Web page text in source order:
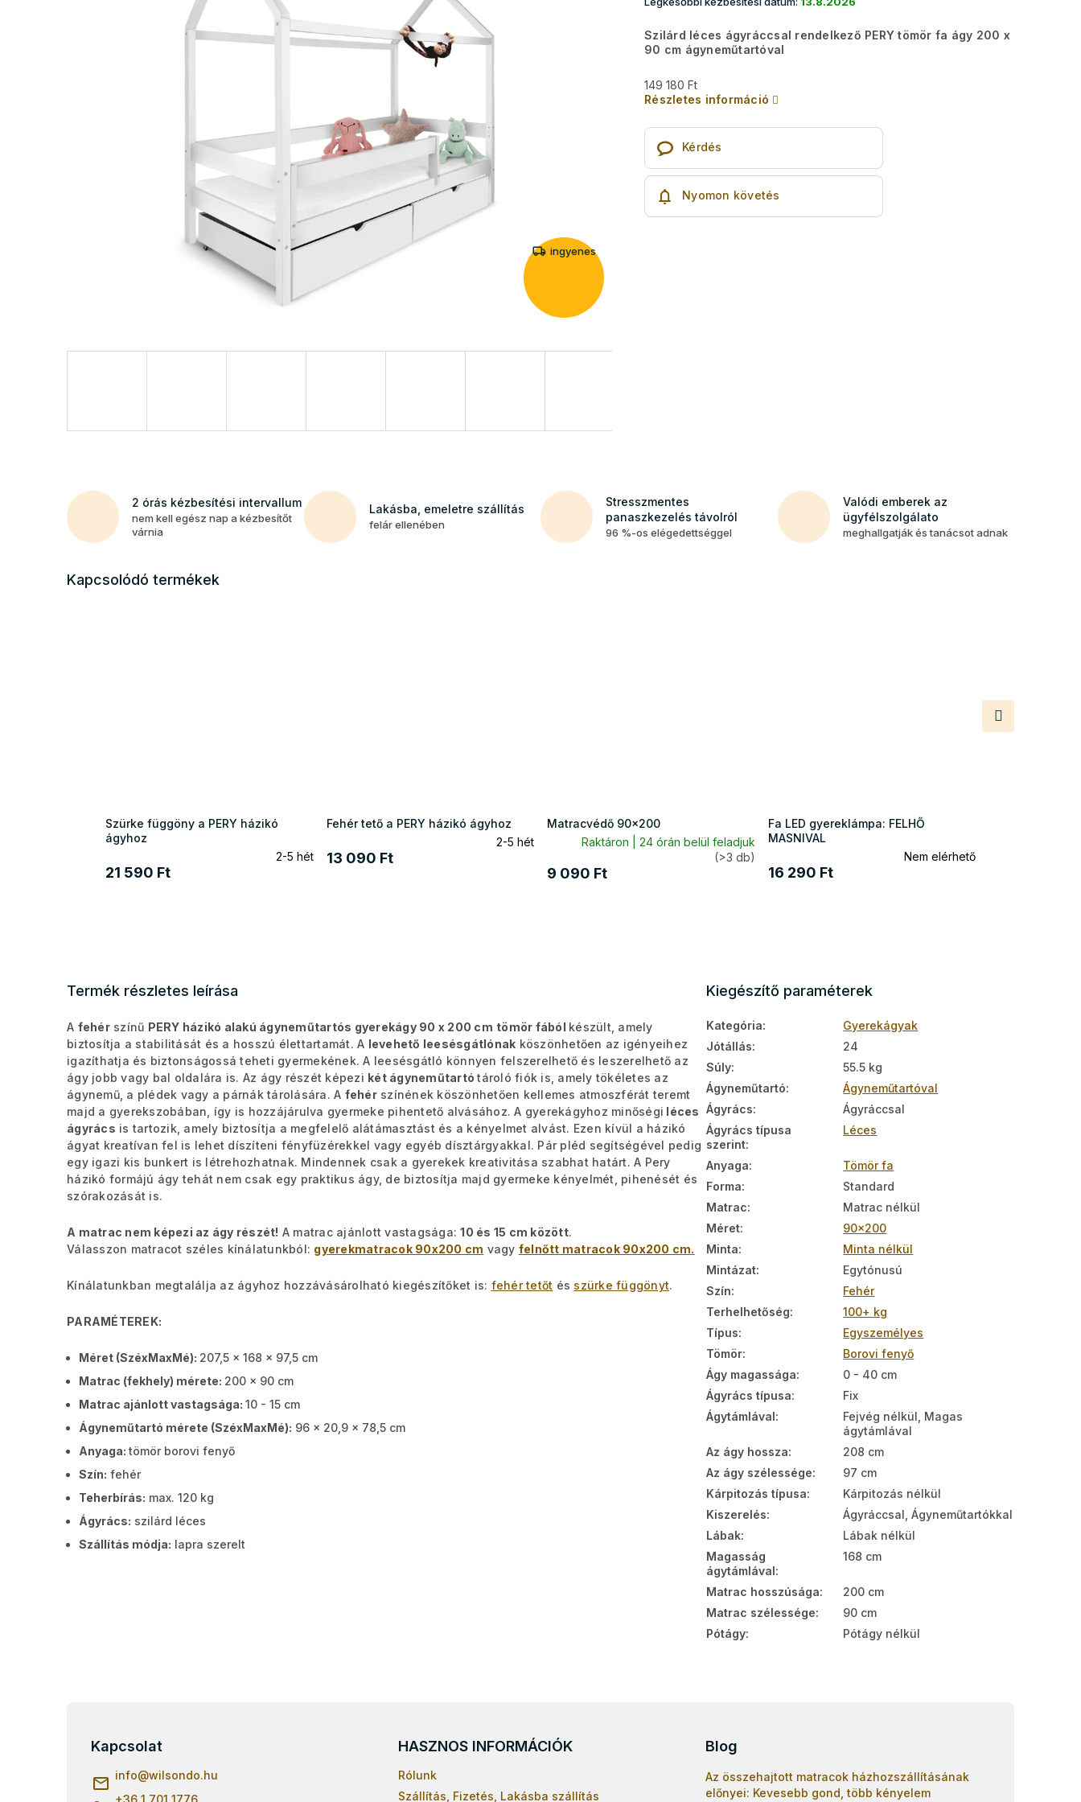
ingyenes
Szilárd léces ágyráccsal rendelkező PERY tömör fa ágy 200 x
90 cm ágyneműtartóval
149 180 Ft
Részletes információ
Kérdés
Nyomon követés
2 órás kézbesítési intervallum
nem kell egész nap a kézbesítőt
várnia
Lakásba, emeletre szállítás
felár ellenében
Stresszmentes
panaszkezelés távolról
96 %-os elégedettséggel
Valódi emberek az
ügyfélszolgálato
meghallgatják és tanácsot adnak
Kapcsolódó termékek
Szürke függöny a PERY házikó
ágyhoz
2-5 hét
21 590 Ft
Fehér tető a PERY házikó ágyhoz
2-5 hét
13 090 Ft
Matracvédő 90x200
Raktáron | 24 órán belül feladjuk
(>3 db)
9 090 Ft
Fa LED gyereklámpa: FELHŐ
MASNIVAL
Nem elérhető
16 290 Ft
termék
Termék részletes leírása
A fehérszínű PERY házikó alakú ágyneműtartós gyerekágy 90 x 200 cm tömör fából készült, amely
biztosítja a stabilitását és a hosszú élettartamát. A levehető leesésgátlónak köszönhetően az igényeihez
igazíthatja és biztonságossá teheti gyermekének. A leesésgátló könnyen felszerelhető és leszerelhető az
ágy jobb vagy bal oldalára is. Az ágy részét képezi két ágyneműtartótároló fiók is, amely tökéletes az
ágynemű, a plédek vagy a párnák tárolására. A fehérszínének köszönhetően kellemes atmoszférát teremt
majd a gyerekszobában, így is hozzájárulva gyermeke pihentető alvásához. A gyerekágyhoz minőségi léces
ágyrács is tartozik, amely biztosítja a megfelelő alátámasztást és a kényelmet alvást. Ezen kívül a házikó
ágyat kreatívan fel is lehet díszíteni fényfüzérekkel vagy egyéb dísztárgyakkal. Pár pléd segítségével pedig
egy igazi kis bunkert is létrehozhatnak. Mindennek csak a gyerekek kreativitása szabhat határt. A Pery
házikó formájú ágy tehát nem csak egy praktikus ágy, de biztosítja majd gyermeke kényelmét, pihenését és
szórakozását is.
A matrac nem képezi az ágy részét! A matrac ajánlott vastagsága:10 és 15 cm között.
Válasszon matracot széles kínálatunkból: gyerekmatracok 90x200 cm vagy felnőtt matracok 90x200 cm.
Kínálatunkban megtalálja az ágyhoz hozzávásárolható kiegészítőket is: fehér tetőt és szürke függönyt.
PARAMÉTEREK:
Méret (SzéxMaxMé): 207,5 x 168 x 97,5 cm
Matrac (fekhely) mérete: 200 x 90 cm
Matrac ajánlott vastagsága: 10 - 15 cm
Ágyneműtartó mérete (SzéxMaxMé): 96 x 20,9 x 78,5 cm
Anyaga: tömör borovi fenyő
Szín: fehér
Teherbírás: max. 120 kg
Ágyrács: szilárd léces
Szállítás módja: lapra szerelt
Kiegészítő paraméterek
Kategória:
Gyerekágyak
Jótállás:
24
Súly:
55.5 kg
Ágyneműtartó:
Ágyneműtartóval
Ágyrács:
Ágyráccsal
Ágyrács típusa
szerint:
Léces
Anyaga:
Tömör fa
Forma:
Standard
Matrac:
Matrac nélkül
Méret:
90x200
Minta:
Minta nélkül
Mintázat:
Egytónusú
Szín:
Fehér
Terhelhetőség:
100+ kg
Típus:
Egyszemélyes
Tömör:
Borovi fenyő
Ágy magassága:
0 - 40 cm
Ágyrács típusa:
Fix
Ágytámlával:
Fejvég nélkül, Magas
ágytámlával
Az ágy hossza:
208 cm
Az ágy szélessége:
97 cm
Kárpitozás típusa:
Kárpitozás nélkül
Kiszerelés:
Ágyráccsal, Ágyneműtartókkal
Lábak:
Lábak nélkül
Magasság
ágytámlával:
168 cm
Matrac hosszúsága:
200 cm
Matrac szélessége:
90 cm
Pótágy: Pótágy nélkül
Kapcsolat
info@wilsondo.hu
+36 1 701 1776
HASZNOS INFORMÁCIÓK
Rólunk
Szállítás, Fizetés, Lakásba szállítás
Blog
Az összehajtott matracok házhozszállításának
előnyei: Kevesebb gond, több kényelem